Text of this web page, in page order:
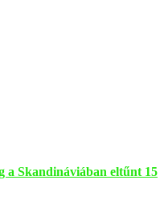
a Skandináviában eltűnt 15